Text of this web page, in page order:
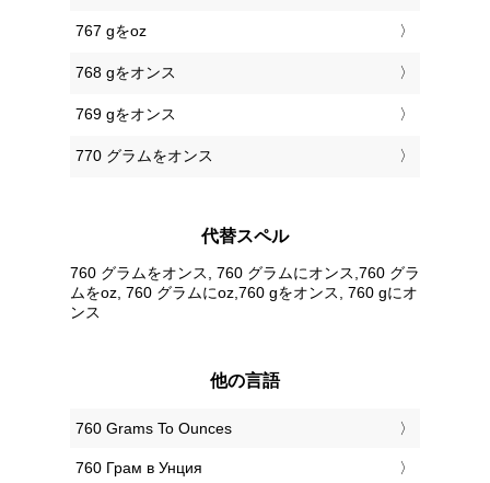
767 gをoz
768 gをオンス
769 gをオンス
770 グラムをオンス
代替スペル
760 グラムをオンス, 760 グラムにオンス,760 グラ
ムをoz, 760 グラムにoz,760 gをオンス, 760 gにオ
ンス
他の言語
‎760 Grams To Ounces
‎760 Грам в Унция